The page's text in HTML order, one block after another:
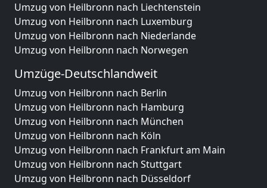
Umzug von Heilbronn nach Liechtenstein
Umzug von Heilbronn nach Luxemburg
Umzug von Heilbronn nach Niederlande
Umzug von Heilbronn nach Norwegen
Umzüge-Deutschlandweit
Umzug von Heilbronn nach Berlin
Umzug von Heilbronn nach Hamburg
Umzug von Heilbronn nach München
Umzug von Heilbronn nach Köln
Umzug von Heilbronn nach Frankfurt am Main
Umzug von Heilbronn nach Stuttgart
Umzug von Heilbronn nach Düsseldorf